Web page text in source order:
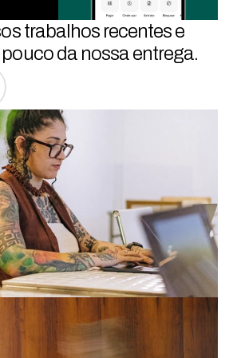
trabalhos recentes e
da nossa entrega.